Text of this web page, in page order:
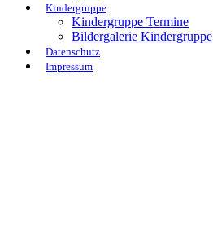
Kindergruppe
Kindergruppe Termine
Bildergalerie Kindergruppe
Datenschutz
Impressum